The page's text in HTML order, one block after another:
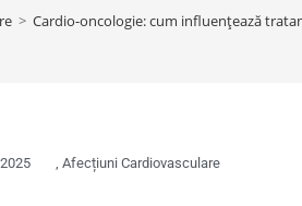
> Cardio-oncologie: cum influențează
, Afecțiuni Cardiovasculare